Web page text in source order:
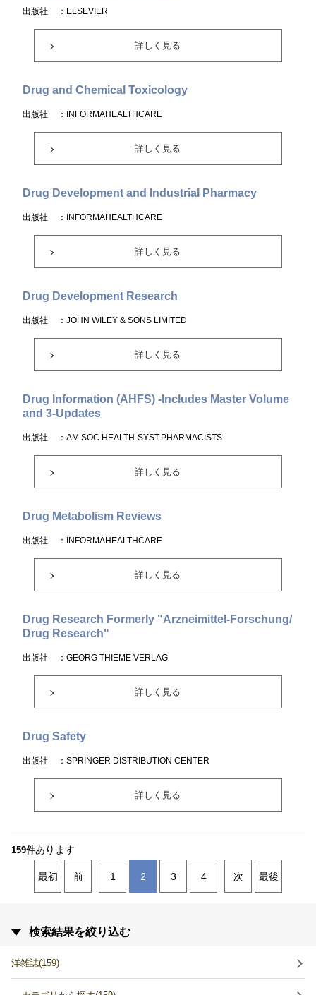
出版社 ：ELSEVIER
詳しく見る
Drug and Chemical Toxicology
出版社 ：INFORMAHEALTHCARE
詳しく見る
Drug Development and Industrial Pharmacy
出版社 ：INFORMAHEALTHCARE
詳しく見る
Drug Development Research
出版社 ：JOHN WILEY & SONS LIMITED
詳しく見る
Drug Information (AHFS) -Includes Master Volume
and 3-Updates
出版社 ：AM.SOC.HEALTH-SYST.PHARMACISTS
詳しく見る
Drug Metabolism Reviews
出版社 ：INFORMAHEALTHCARE
詳しく見る
Drug Research Formerly "Arzneimittel-Forschung/
Drug Research"
出版社 ：GEORG THIEME VERLAG
詳しく見る
Drug Safety
出版社 ：SPRINGER DISTRIBUTION CENTER
詳しく見る
159件あります
最初 前 1 2 3 4 次 最後
検索結果を絞り込む
洋雑誌(159)